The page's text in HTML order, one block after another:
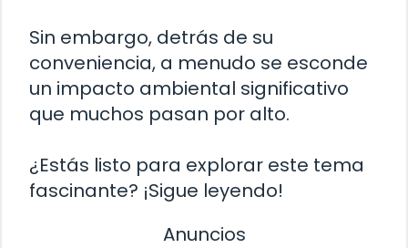
Sin embargo, detrás de su
conveniencia, a menudo se esconde
un impacto ambiental significativo
que muchos pasan por alto.
¿Estás listo para explorar este tema
fascinante? ¡Sigue leyendo!
Anuncios